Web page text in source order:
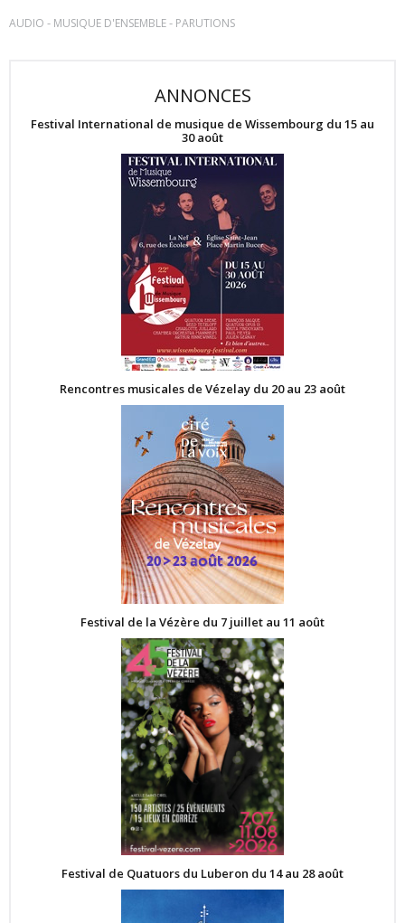
AUDIO - MUSIQUE D'ENSEMBLE- PARUTIONS
ANNONCES
Festival International de musique de Wissembourg du 15 au
30 août
Rencontres musicales de Vézelay du 20 au 23 août
Festival de la Vézère du 7 juillet au 11 août
Festival de Quatuors du Luberon du 14 au 28 août